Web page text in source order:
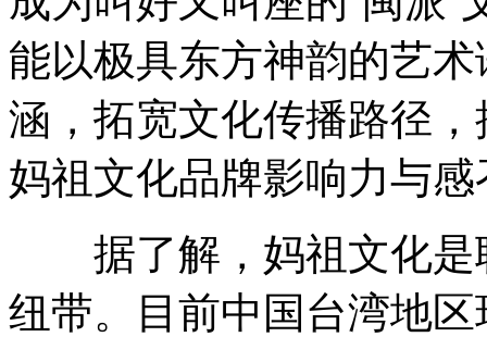
能以极具东方神韵的艺
涵，拓宽文化传播路径
妈祖文化品牌影响力与感
据了解，妈祖文化是
纽带。目前中国台湾地